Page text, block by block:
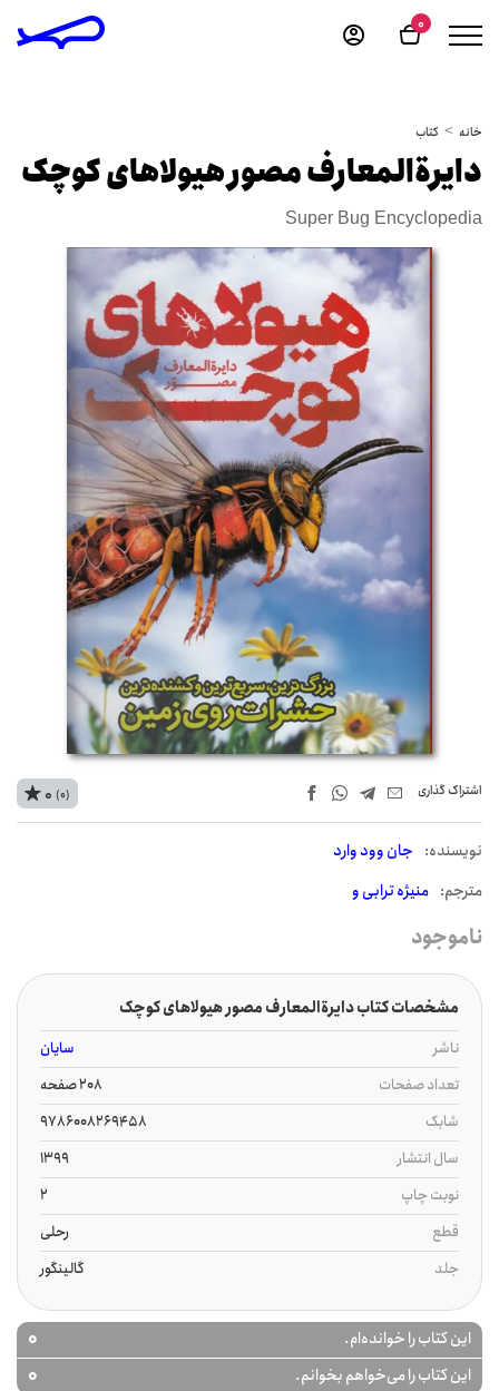
0
خانه کتاب
دایرةالمعارف مصور هیولاهای کوچک
Super Bug Encyclopedia
اشتراک‌ گذاری
نويسنده: جان وود وارد
مترجم: منیژه ترابی و
0 (0)
ناموجود
مشخصات کتاب دایرةالمعارف مصور هیولاهای کوچک
ناشر
سایان
تعداد صفحات
208 صفحه
شابک
9786008269458
سال انتشار
1399
نوبت چاپ
2
قطع
رحلی
جلد
گالینگور
این کتاب را خوانده‌ام. 0
این کتاب را می‌خواهم بخوانم.
0